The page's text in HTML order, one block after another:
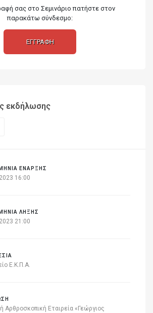
σας στο Σεμινάριο πατήστε στον
παρακάτω σύνδεσμο:
ΕΓΓΡΑΦΗ
εκδήλωσης
ΈΝΑΡΞΗΣ
16:00
ΛΗΞΗΣ
21:00
Ε.Κ.Π.Α.
Αρθροσκοπική Εταιρεία «Γεώργιος